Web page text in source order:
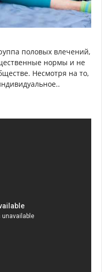
половых влечений,
нормы и не
Несмотря на то,